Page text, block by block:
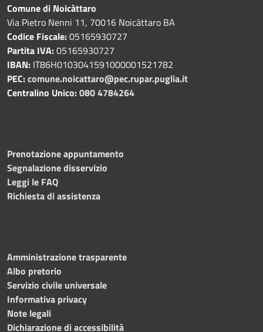
Comune di Noicàttaro
Via Pietro Nenni 11, 70016 Noicàttaro BA
Codice Fiscale:05165930727
Partita IVA:05165930727
IBAN: IT86H0103041591000001521782
PEC:comune.noicattaro@pec.rupar.puglia.it
Centralino Unico:080 4784264
Prenotazione appuntamento
Segnalazione disservizio
Leggi le FAQ
Richiesta di assistenza
Amministrazione trasparente
Albo pretorio
Servizio civile universale
Informativa privacy
Note legali
Dichiarazione di accessibilità